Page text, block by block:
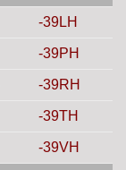
-39LH
-39PH
-39RH
-39TH
-39VH